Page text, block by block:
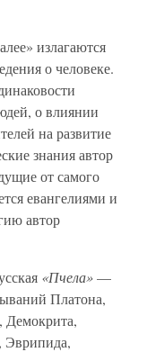
излагаются
о человеке.
о влиянии
на развитие
знания автор
от самого
евангелиями и
автор
«Пчела»—
Платона,
Демокрита,
Эврипида,